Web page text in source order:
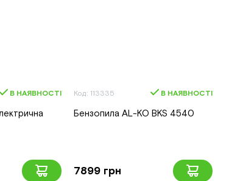
В НАЯВНОСТІ Код: 113335 В НАЯВНОСТІ
Бензопила AL-KO BKS 4540
7899 грн